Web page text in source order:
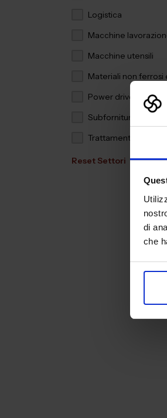
di
che
Logistica
Macchine
Macchine utensili
Materiali non ferrosi
Power drive
Subfornitura
Trattamenti e finiture
Reset Settori